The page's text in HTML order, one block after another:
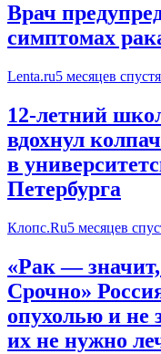
Врач
симптомах
Lenta.ru5 месяцев спустя
12-летний
вдохнул
в
Петербурга
Клопс.Ru5 месяцев
«Рак — значит,
Срочно»
опухолью и не
их не нужно